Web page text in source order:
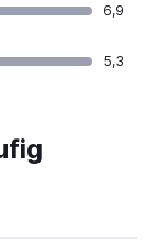
6,9
5,3